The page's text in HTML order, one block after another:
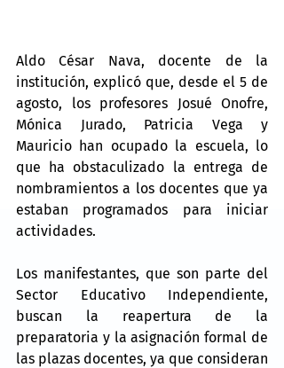
Aldo César Nava, docente de la
institución, explicó que, desde el 5 de
agosto, los profesores Josué Onofre,
Mónica Jurado, Patricia Vega y
Mauricio han ocupado la escuela, lo
que ha obstaculizado la entrega de
nombramientos a los docentes que ya
estaban programados para iniciar
actividades.
Los manifestantes, que son parte del
Sector Educativo Independiente,
buscan la reapertura de la
preparatoria y la asignación formal de
las plazas docentes, ya que consideran